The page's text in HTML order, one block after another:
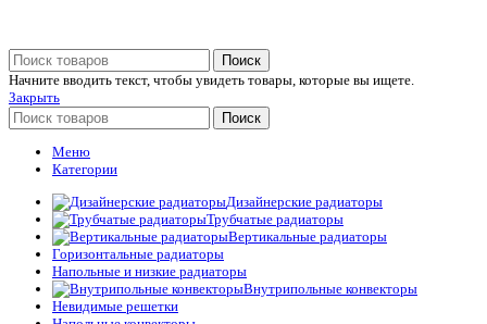
Поиск
Начните вводить текст, чтобы увидеть товары, которые вы ищете.
Закрыть
Поиск
Меню
Категории
Дизайнерские радиаторы
Трубчатые радиаторы
Вертикальные радиаторы
Горизонтальные радиаторы
Напольные и низкие радиаторы
Внутрипольные конвекторы
Невидимые решетки